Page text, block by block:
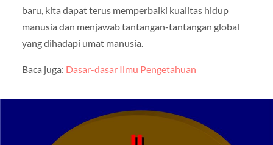
baru, kita dapat terus memperbaiki kualitas hidup
manusia dan menjawab tantangan-tantangan global
yang dihadapi umat manusia.
Baca juga: Dasar-dasar Ilmu Pengetahuan